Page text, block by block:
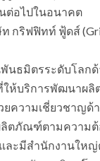
ต่อไปในอนาคต
กริฟฟิทท์ ฟู้ดส์
นธมิตรระดับโลก
ให้บริการพัฒนาผ
ยความเชี่ยวชาญด้
ตภัณฑ์ตามความต้
ละมีสำนักงานให